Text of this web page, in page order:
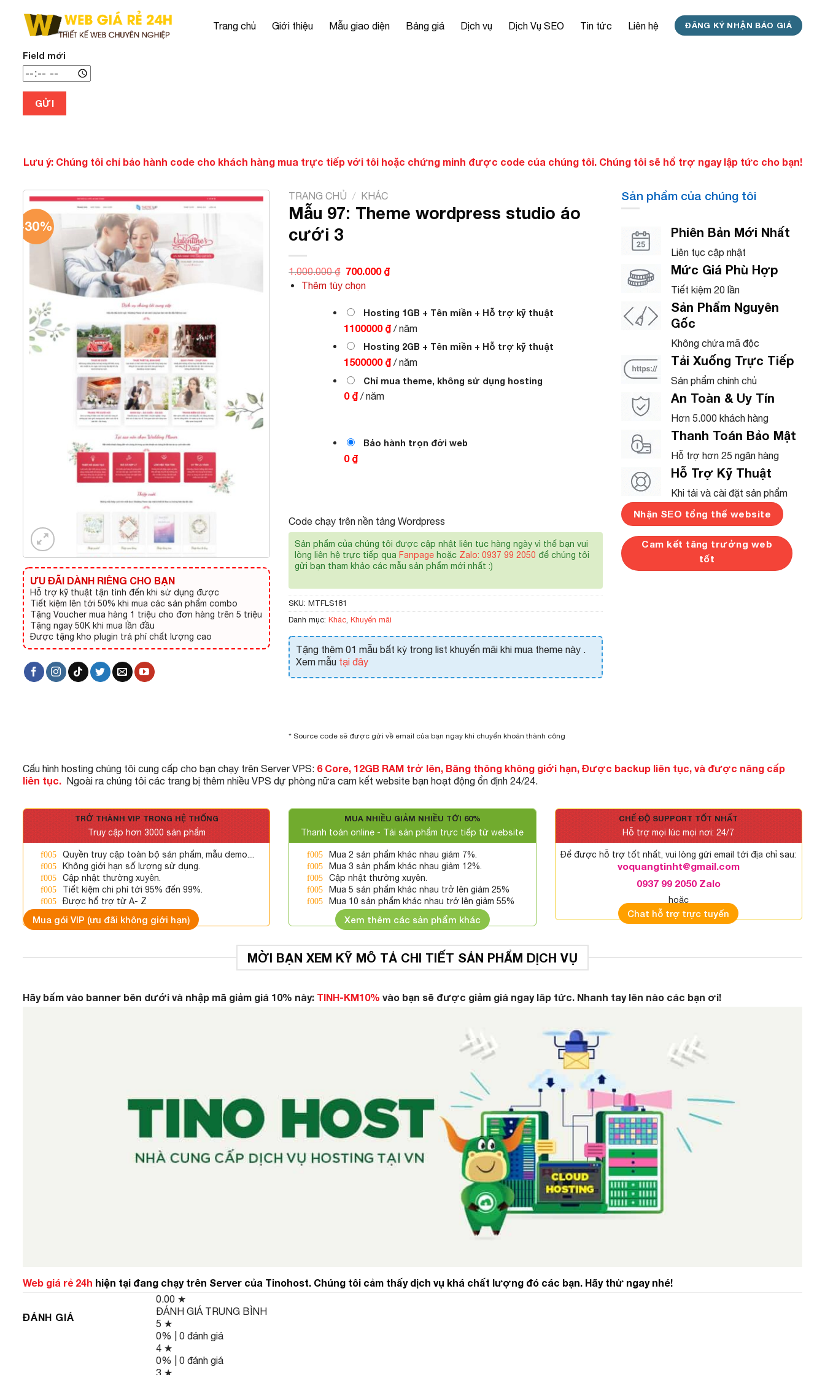
Trang chủ Giới thiệu Mẫu giao diện Bảng giá Dịch vụ Dịch Vụ SEO Tin tức Liên hệ ĐĂNG KÝ NHẬN BÁO GIÁ
Field mới
GỬI
Lưu ý: Chúng tôi chỉ bảo hành code cho khách hàng mua trực tiếp với tôi hoặc chứng minh được code của chúng tôi. Chúng tôi sẽ hổ trợ ngay lập tức cho bạn!
-30%
ƯU ĐÃI DÀNH RIÊNG CHO BẠN
Hỗ trợ kỹ thuật tận tình đến khi sử dụng được
Tiết kiệm lên tới 50% khi mua các sản phẩm combo
Tặng Voucher mua hàng 1 triệu cho đơn hàng trên 5 triệu
Tặng ngay 50K khi mua lần đầu
Được tặng kho plugin trả phí chất lượng cao
TRANG CHỦ / KHÁC
Mẫu 97: Theme wordpress studio áo
cưới 3
1.000.000₫ Giá
gốc
là:
700.000 ₫Giá
700.000 ₫.
Thêm tùy chọn
Hosting 1GB + Tên miền + Hỗ trợ kỹ thuật
1100000 ₫ / năm
Hosting 2GB + Tên miền + Hỗ trợ kỹ thuật
1500000 ₫ / năm
Chỉ mua theme, không sử dụng hosting
0 ₫ / năm
Bảo hành trọn đời web
0 ₫
Code chạy trên nền tảng Wordpress
Sản phẩm của chúng tôi được cập nhật liên tục hàng ngày vì thế bạn vui
lòng liên hệ trực tiếp qua Fanpage hoặc Zalo: 0937 99 2050 để chúng tôi
gửi bạn tham khảo các mẫu sản phẩm mới nhất :)
SKU:MTFLS181
Danh mục:Khác ,Khuyến mãi
Tặng thêm 01 mẫu bất kỳ trong list khuyến mãi khi mua theme này .
Xem mẫu tại đây
* Source code sẽ được gửi về email của bạn ngay khi chuyển khoản thành công
Sản phẩm của chúng tôi
Phiên Bản Mới Nhất
Liên tục cập nhật
Mức Giá Phù Hợp
Tiết kiệm 20 lần
Sản Phẩm Nguyên
Gốc
Không chứa mã độc
Tải Xuống Trực Tiếp
Sản phẩm chính chủ
An Toàn & Uy Tín
Hơn 5.000 khách hàng
Thanh Toán Bảo Mật
Hỗ trợ hơn 25 ngân hàng
Hỗ Trợ Kỹ Thuật
Khi tải và cài đặt sản phẩm
Nhận SEO tổng thể website
Cam kết tăng trưởng web
tốt
Cấu hình hosting chúng tôi cung cấp cho bạn chạy trên Server VPS: 6 Core, 12GB RAM trở lên, Băng thông không giới hạn, Được backup liên tục, và được nâng cấp
liên tục.
Ngoài ra chúng tôi các trang bị thêm nhiều VPS dự phòng nữa cam kết website bạn hoạt động ổn định 24/24.
TRỞ THÀNH VIP TRONG HỆ THỐNG
Truy cập hơn 3000 sản phẩm
Quyền truy cập toàn bộ sản phẩm, mẫu demo....
Không giới hạn số lượng sử dụng.
Cập nhật thường xuyên.
Tiết kiệm chi phí tới 95% đến 99%.
Được hổ trợ từ A- Z
Mua gói VIP (ưu đãi không giới hạn)
MUA NHIỀU GIẢM NHIỀU TỚI 60%
Thanh toán online - Tải sản phẩm trực tiếp từ website
Mua 2 sản phẩm khác nhau giảm 7%.
Mua 3 sản phẩm khác nhau giảm 12%.
Cập nhật thường xuyên.
Mua 5 sản phẩm khác nhau trở lên giảm 25%
Mua 10 sản phẩm khác nhau trở lên giảm 55%
Xem thêm các sản phẩm khác
CHẾ ĐỘ SUPPORT TỐT NHẤT
Hỗ trợ mọi lúc mọi nơi: 24/7
Để được hỗ trợ tốt nhất, vui lòng gửi email tới địa chỉ sau:
voquangtinht@gmail.com
0937 99 2050 Zalo
hoặc
Chat hỗ trợ trực tuyến
MỜI BẠN XEM KỸ MÔ TẢ CHI TIẾT SẢN PHẨM DỊCH VỤ
Hãy bấm vào banner bên dưới và nhập mã giảm giá 10% này: TINH-KM10% vào bạn sẽ được giảm giá ngay lâp tức. Nhanh tay lên nào các bạn ơi!
Web giá rẻ 24h hiện tại đang chạy trên Server của Tinohost. Chúng tôi cảm thấy dịch vụ khá chất lượng đó các bạn. Hãy thử ngay nhé!
ĐÁNH GIÁ
0.00 ★
ĐÁNH GIÁ TRUNG BÌNH
5 ★
0% | 0 đánh giá
4 ★
0% | 0 đánh giá
3 ★